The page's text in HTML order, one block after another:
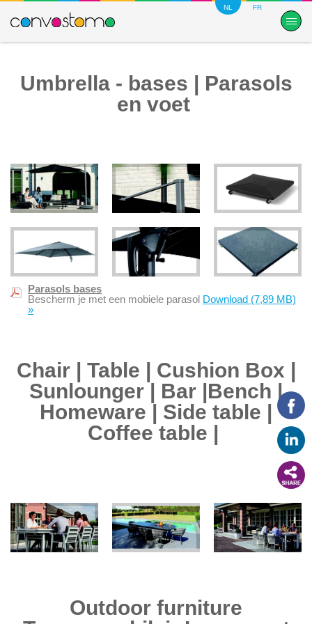
NL FR
Umbrella - bases | Parasols
en voet
Parasols bases
Bescherm je met een mobiele parasol Download (7,89 MB)
»
Chair | Table | Cushion Box |
Sunlounger | Bar |Bench |
Homeware | Side table |
Coffee table |
Outdoor furniture